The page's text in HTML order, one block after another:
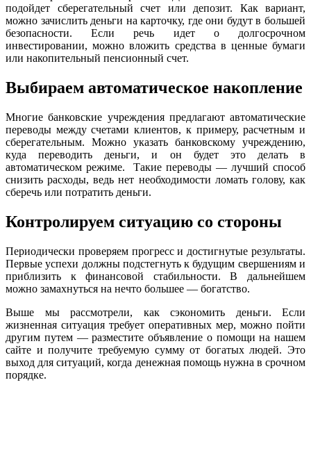
подойдет сберегательный счет или депозит. Как вариант,
можно зачислить деньги на карточку, где они будут в большей
безопасности. Если речь идет о долгосрочном
инвестировании, можно вложить средства в ценные бумаги
или накопительный пенсионный счет.
Выбираем автоматическое накопление
Многие банковские учреждения предлагают автоматические
переводы между счетами клиентов, к примеру, расчетным и
сберегательным. Можно указать банковскому учреждению,
куда переводить деньги, и он будет это делать в
автоматическом режиме. Такие переводы — лучший способ
снизить расходы, ведь нет необходимости ломать голову, как
сберечь или потратить деньги.
Контролируем ситуацию со стороны
Периодически проверяем прогресс и достигнутые результаты.
Первые успехи должны подстегнуть к будущим свершениям и
приблизить к финансовой стабильности. В дальнейшем
можно замахнуться на нечто большее — богатство.
Выше мы рассмотрели, как сэкономить деньги. Если
жизненная ситуация требует оперативных мер, можно пойти
другим путем — разместите объявление о помощи на нашем
сайте и получите требуемую сумму от богатых людей. Это
выход для ситуаций, когда денежная помощь нужна в срочном
порядке.